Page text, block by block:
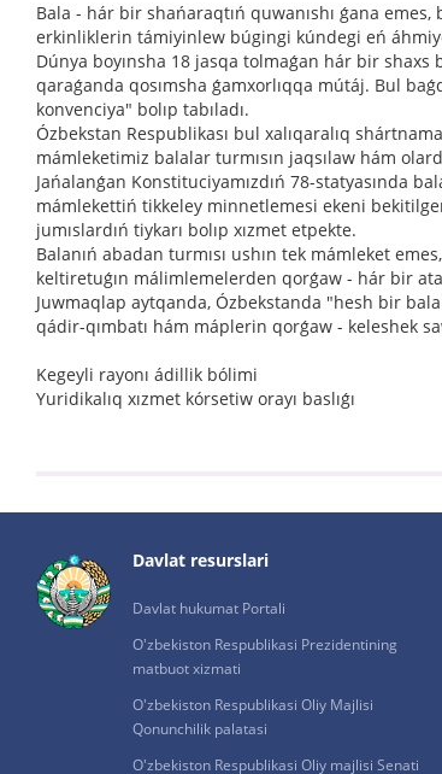
Bala - hár bir shańaraqtıń quwanıshı ǵana
erkinliklerin támiyinlew búgingi kúndegi eń
Dúnya boyınsha 18 jasqa tolmaǵan hár bir
qaraǵanda qosımsha ǵamxorlıqqa mútáj. Bul
konvenciya" bolıp tabıladı.
Ózbekstan Respublikası bul xalıqaralıq
mámleketimiz balalar turmısın jaqsılaw hám
Jańalanǵan Konstituciyamızdıń 78-statyasında
mámlekettiń tikkeley minnetlemesi ekeni
jumıslardıń tiykarı bolıp xızmet etpekte.
Balanıń abadan turmısı ushın tek mámleket
keltiretuǵın málimlemelerden qorǵaw - hár bir
Juwmaqlap aytqanda, Ózbekstanda "hesh bir
qádir-qımbatı hám máplerin qorǵaw - keleshek
Kegeyli rayonı ádillik bólimi
Yuridikalıq xızmet kórsetiw orayı
Davlat resurslari
Davlat hukumat Portali
O'zbekiston Respublikasi Prezidentining
matbuot xizmati
O'zbekiston Respublikasi Oliy Majlisi
Qonunchilik palatasi
O'zbekiston Respublikasi Oliy majlisi Senati